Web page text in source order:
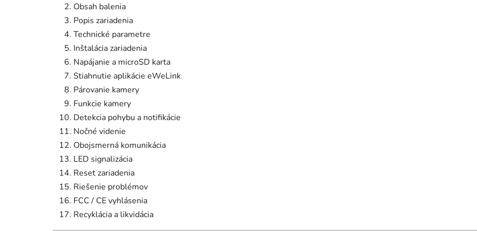
Obsah balenia
Popis zariadenia
Technické parametre
Inštalácia zariadenia
Napájanie a microSD karta
Stiahnutie aplikácie eWeLink
Párovanie kamery
Funkcie kamery
Detekcia pohybu a notifikácie
Nočné videnie
Obojsmerná komunikácia
LED signalizácia
Reset zariadenia
Riešenie problémov
FCC / CE vyhlásenia
Recyklácia a likvidácia